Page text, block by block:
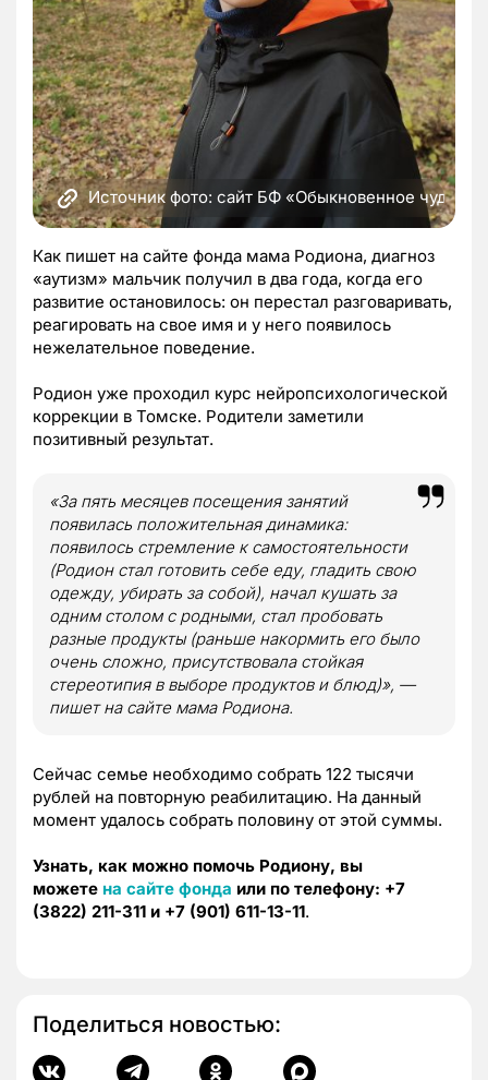
Источник фото: сайт БФ «Обыкновенное чудо»
Как пишет на сайте фонда мама Родиона, диагноз
«аутизм» мальчик получил в два года, когда его
развитие остановилось: он перестал разговаривать,
реагировать на свое имя и у него появилось
нежелательное поведение.
Родион уже проходил курс нейропсихологической
коррекции в Томске. Родители заметили
позитивный результат.
«За пять месяцев посещения занятий
появилась положительная динамика:
появилось стремление к самостоятельности
(Родион стал готовить себе еду, гладить свою
одежду, убирать за собой), начал кушать за
одним столом с родными, стал пробовать
разные продукты (раньше накормить его было
очень сложно, присутствовала стойкая
стереотипия в выборе продуктов и блюд)», —
пишет на сайте мама Родиона.
Сейчас семье необходимо собрать 122 тысячи
рублей на повторную реабилитацию. На данный
момент удалось собрать половину от этой суммы.
Узнать, как можно помочь Родиону, вы
можете на сайте фонда или по телефону: +7
(3822) 211-311 и +7 (901) 611-13-11.
Поделиться новостью: